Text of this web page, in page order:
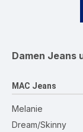
Damen Jeans
MAC Jeans
Melanie
Dream/Skinny